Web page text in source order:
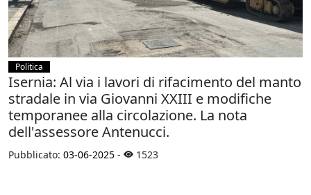
Politica
Isernia: Al via i lavori di rifacimento del manto
stradale in via Giovanni XXIII e modifiche
temporanee alla circolazione. La nota
dell'assessore Antenucci.
Pubblicato: 03-06-2025 - 1523